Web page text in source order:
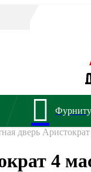
дверь
4